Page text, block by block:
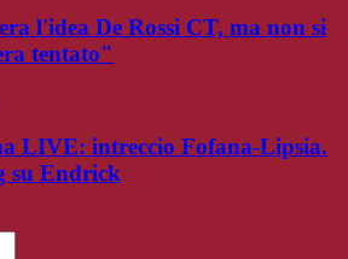
l'idea De Rossi CT, ma non si
tentato"
LIVE: intreccio Fofana-Lipsia.
su Endrick